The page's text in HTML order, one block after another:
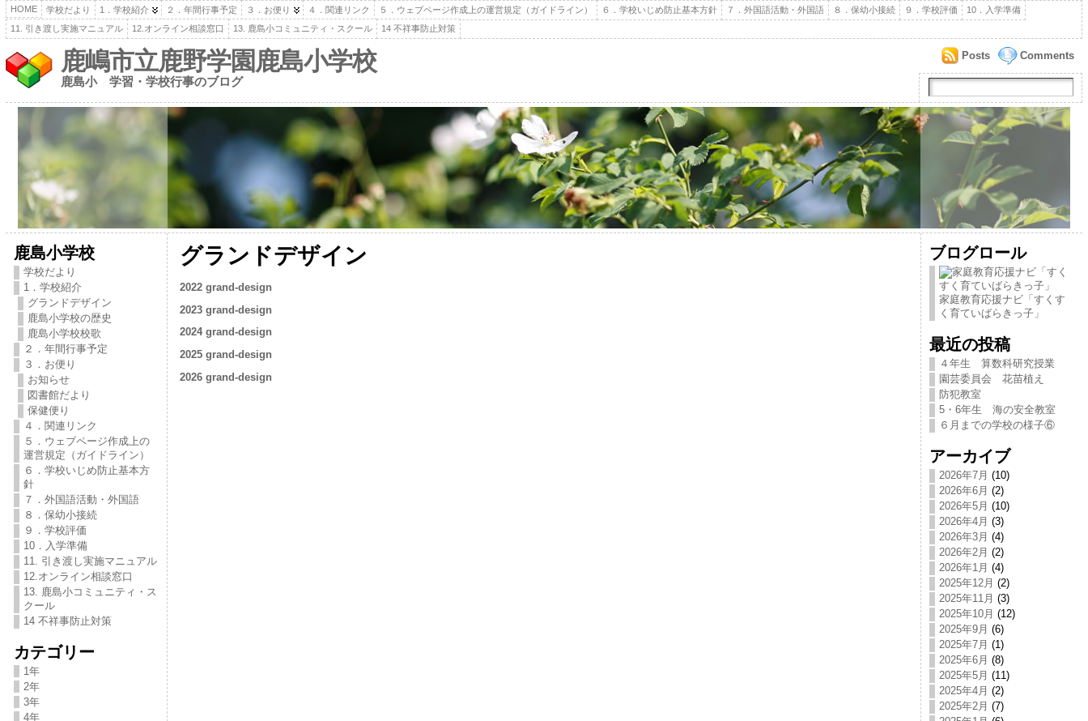
HOME 学校だより 1．学校紹介 ２．年間行事予定 ３．お便り ４．関連リンク ５．ウェブページ作成上の運営規定（ガイドライン） ６．学校いじめ防止基本方針 ７．外国語活動・外国語 ８．保幼小接続 ９．学校評価
10．入学準備
11. 引き渡し実施マニュアル
12.オンライン相談窓口 13. 鹿島小コミュニティ・スクール 14 不祥事防止対策
鹿嶋市立鹿野学園鹿島小学校
鹿島小 学習・学校行事のブログ
Comments
Posts
鹿島小学校
学校だより
1．学校紹介
グランドデザイン
鹿島小学校の歴史
鹿島小学校校歌
２．年間行事予定
３．お便り
お知らせ
図書館だより
保健便り
４．関連リンク
５．ウェブページ作成上の
運営規定（ガイドライン）
６．学校いじめ防止基本方
針
７．外国語活動・外国語
８．保幼小接続
９．学校評価
10．入学準備
11. 引き渡し実施マニュアル
12.オンライン相談窓口
13. 鹿島小コミュニティ・ス
クール
14 不祥事防止対策
カテゴリー
1年
2年
3年
4年
グランドデザイン
2022 grand-design
2023 grand-design
2024 grand-design
2025 grand-design
2026 grand-design
ブログロール
家庭教育応援ナビ「すくす
く育ていばらきっ子」
最近の投稿
４年生 算数科研究授業
園芸委員会 花苗植え
防犯教室
5・6年生 海の安全教室
６月までの学校の様子⑥
アーカイブ
2026年7月 (10)
2026年6月 (2)
2026年5月 (10)
2026年4月 (3)
2026年3月 (4)
2026年2月 (2)
2026年1月 (4)
2025年12月 (2)
2025年11月 (3)
2025年10月 (12)
2025年9月 (6)
2025年7月 (1)
2025年6月 (8)
2025年5月 (11)
2025年4月 (2)
2025年2月 (7)